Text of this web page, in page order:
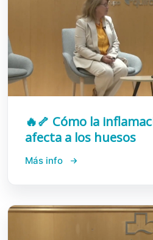
🔥🦴 Cómo la
afecta a los huesos
Más info